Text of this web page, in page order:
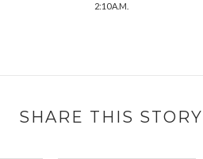
2:10 A.M.
SHARE THIS STORY